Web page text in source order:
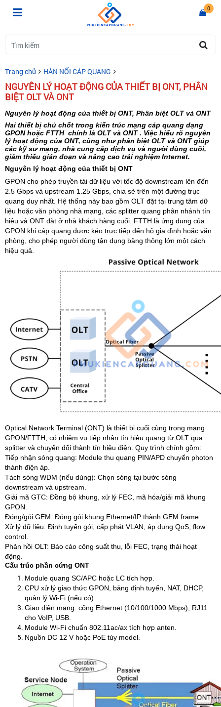
0
Trang chủ HÀN NỐI CÁP QUANG
NGUYÊN LÝ HOẠT ĐỘNG CỦA THIẾT BỊ ONT, PHÂN
BIỆT OLT VÀ ONT
Nguyên lý hoạt động của thiết bị ONT, Phân biệt OLT và ONT
Hai thiết bị chủ chốt trong kiến trúc mạng cáp quang dạng
GPON hoặc FTTH chính là OLT và ONT . Việc hiểu rõ nguyên
lý hoạt động của ONT, cũng như phân biệt OLT và ONT giúp
các kỹ sư mạng, nhà cung cấp dịch vụ và người dùng cuối,
giảm thiểu gián đoạn và nâng cao trải nghiệm Internet.
Nguyên lý hoạt động của thiết bị ONT
GPON cho phép truyền tải dữ liệu với tốc độ downstream lên đến
2.5 Gbps và upstream 1.25 Gbps, chia sẻ trên một đường trục
quang duy nhất. Hệ thống này bao gồm OLT đặt tại trung tâm dữ
liệu hoặc văn phòng nhà mạng, các splitter quang phân nhánh tín
hiệu và ONT đặt ở nhà khách hàng cuối. FTTH là ứng dụng của
GPON khi cáp quang được kéo trực tiếp đến hộ gia đình hoặc văn
phòng, cho phép người dùng tận dụng băng thông lớn một cách
hiệu quả.
Optical Network Terminal (ONT) là thiết bị cuối cùng trong mạng
GPON/FTTH, có nhiệm vụ tiếp nhận tín hiệu quang từ OLT qua
splitter và chuyển đổi thành tín hiệu điện. Quy trình chính gồm:
Tiếp nhận sóng quang: Module thu quang PIN/APD chuyển photon
thành điện áp.
Tách sóng WDM (nếu dùng): Chọn sóng tại bước sóng
downstream và upstream.
Giải mã GTC: Đồng bộ khung, xử lý FEC, mã hóa/giải mã khung
GPON.
Đóng/gói GEM: Đóng gói khung Ethernet/IP thành GEM frame.
Xử lý dữ liệu: Định tuyến gói, cấp phát VLAN, áp dụng QoS, flow
control.
Phản hồi OLT: Báo cáo công suất thu, lỗi FEC, trạng thái hoạt
động.
Cấu trúc phần cứng ONT
Module quang SC/APC hoặc LC tích hợp.
CPU xử lý giao thức GPON, bảng định tuyến, NAT, DHCP,
quản lý Wi-Fi (nếu có).
Giao diện mạng: cổng Ethernet (10/100/1000 Mbps), RJ11
cho VoIP, USB.
Module Wi-Fi chuẩn 802.11ac/ax tích hợp anten.
Nguồn DC 12 V hoặc PoE tùy model.